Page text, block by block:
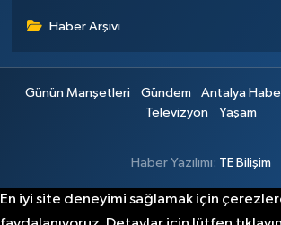
Haber Arşivi
Günün Manşetleri Gündem Antalya
Televizyon
Yaşam
Haber Yazılımı: TE Bilişim
En iyi site deneyimi sağlamak için